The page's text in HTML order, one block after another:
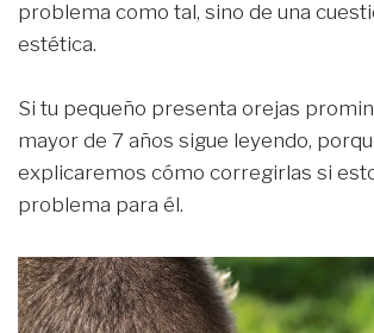
problema como tal, sino de una
estética.
Si tu pequeño presenta orejas
mayor de 7 años sigue leyendo,
explicaremos cómo corregirlas si
problema para él.